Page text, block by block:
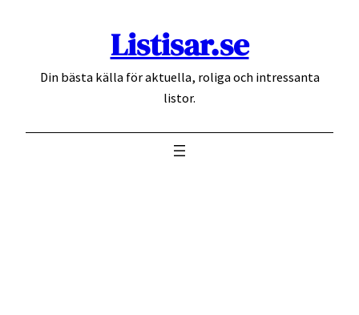
Listisar.se
Din bästa källa för aktuella, roliga och intressanta
listor.